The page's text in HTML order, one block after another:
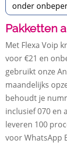
onder
Pakketten
Met Flexa Voip
voor €21 en
gebruikt onze
maandelijks
behoudt je
inclusief 070 en
leveren 100
voor WhatsApp